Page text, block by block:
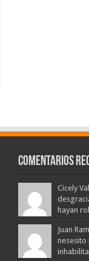
Comentarios
Cicely
hayan
Juan
nesesito